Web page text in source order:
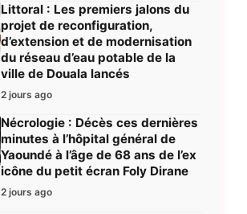
Littoral : Les premiers jalons du
projet de reconfiguration,
d’extension et de modernisation
du réseau d’eau potable de la
ville de Douala lancés
2 jours ago
Nécrologie : Décès ces dernières
minutes à l’hôpital général de
Yaoundé à l’âge de 68 ans de l’ex
icône du petit écran Foly Dirane
2 jours ago